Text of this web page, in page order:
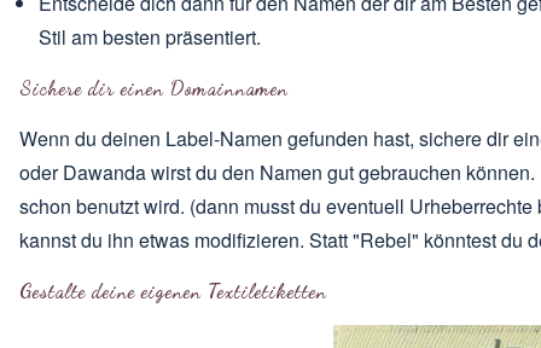
Stil am besten präsentiert.
Sichere dir einen Domainnamen
Wenn du deinen Label-Namen gefunden hast, sichere dir
oder Dawanda wirst du den Namen gut gebrauchen
schon benutzt wird. (dann musst du eventuell
kannst du ihn etwas modifizieren. Statt "Rebel" könntest du
Gestalte deine eigenen Textiletiketten